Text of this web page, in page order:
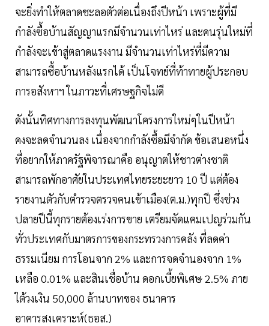
จะยิ่งทำให้ตลาดชะลอตัวต่อเนื่องถึงปีหน้า เพราะผู้ที่มี
กำลังซื้อบ้านสัญญาแรกมีจำนวนเท่าไหร่ และคนรุ่นใหม่ที่
กำลังจะเข้าสู่ตลาดแรงงาน มีจำนวนเท่าไหร่ที่มีความ
สามารถซื้อบ้านหลังแรกได้ เป็นโจทย์ที่ท้าทายผู้ประกอบ
การอสังหาฯ ในภาวะที่เศรษฐกิจไม่ดี
ดังนั้นทิศทางการลงทุนพัฒนาโครงการใหม่ๆในปีหน้า
คงจะลดจำนวนลง เนื่องจากกำลังซื้อมีจำกัด ข้อเสนอหนึ่ง
ที่อยากให้ภาครัฐพิจารณาคือ อนุญาตให้ชาวต่างชาติ
สามารถพักอาศัยในประเทศไทยระยะยาว 10 ปี แต่ต้อง
รายงานตัวกับตำรวจตรวจคนเข้าเมือง(ต.ม.)ทุกปี ซึ่งช่วง
ปลายปีนี้ทุกรายต้องเร่งการขาย เตรียมจัดแคมเปญร่วมกัน
ทั่วประเทศกับมาตรการของกระทรวงการคลัง ที่ลดค่า
ธรรมเนียม การโอนจาก 2% และการจดจำนองจาก 1%
เหลือ 0.01% และสินเชื่อบ้าน ดอกเบี้ยพิเศษ 2.5% ภาย
ใต้วงเงิน 50,000 ล้านบาทของ ธนาคาร
อาคารสงเคราะห์(ธอส.)